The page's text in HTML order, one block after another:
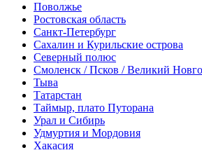
Поволжье
Ростовская область
Санкт-Петербург
Сахалин и Курильские острова
Северный полюс
Смоленск / Псков / Великий
Тыва
Татарстан
Таймыр, плато Путорана
Урал и Сибирь
Удмуртия и Мордовия
Хакасия